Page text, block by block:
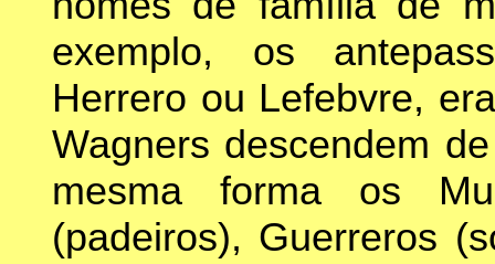
exemplo, os
Herrero ou Lefebvre,
Wagners descendem
mesma forma os
(padeiros), Guerreros